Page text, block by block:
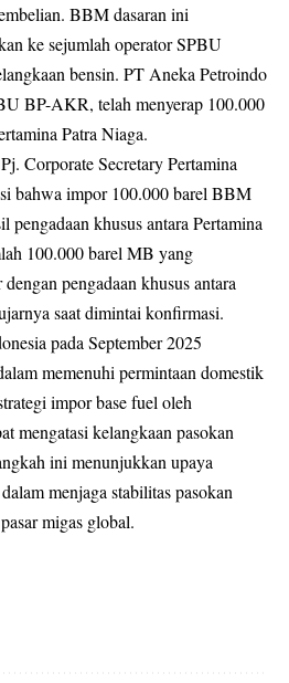
BBM dasaran ini
ke sejumlah operator SPBU
bensin. PT Aneka Petroindo
BP-AKR, telah menyerap 100.000
Patra Niaga.
Corporate Secretary Pertamina
bahwa impor 100.000 barel BBM
pengadaan khusus antara Pertamina
100.000 barel MB yang
pengadaan khusus antara
saat dimintai konfirmasi.
pada September 2025
memenuhi permintaan domestik
impor base fuel oleh
mengatasi kelangkaan pasokan
ini menunjukkan upaya
menjaga stabilitas pasokan
migas global.